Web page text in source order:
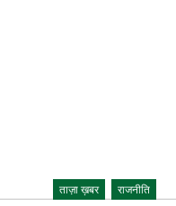
ताज़ा ख़बर राजनीति